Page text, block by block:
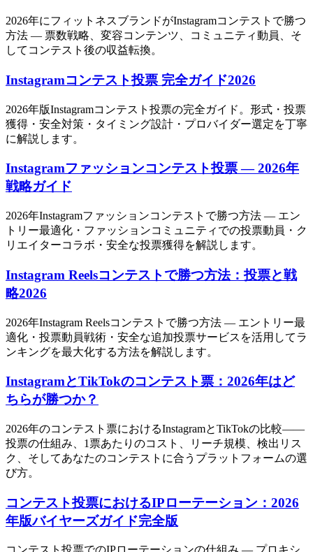
2026年にフィットネスブランドがInstagramコンテストで勝つ
方法 — 票数戦略、変容コンテンツ、コミュニティ動員、そ
してコンテスト後の収益転換。
Instagramコンテスト投票 完全ガイド2026
2026年版Instagramコンテスト投票の完全ガイド。形式・投票
獲得・安全対策・タイミング設計・プロバイダー選定を丁寧
に解説します。
Instagramファッションコンテスト投票 — 2026年
戦略ガイド
2026年Instagramファッションコンテストで勝つ方法 — エン
トリー最適化・ファッションコミュニティでの投票動員・ク
リエイターコラボ・安全な投票獲得を解説します。
Instagram Reelsコンテストで勝つ方法：投票と戦
略2026
2026年Instagram Reelsコンテストで勝つ方法 — エントリー最
適化・投票動員戦術・安全な追加投票サービスを活用してラ
ンキングを最大化する方法を解説します。
InstagramとTikTokのコンテスト票：2026年はど
ちらが勝つか？
2026年のコンテスト票におけるInstagramとTikTokの比較——
投票の仕組み、1票あたりのコスト、リーチ規模、検出リス
ク、そしてあなたのコンテストに合うプラットフォームの選
び方。
コンテスト投票におけるIPローテーション：2026
年版バイヤーズガイド完全版